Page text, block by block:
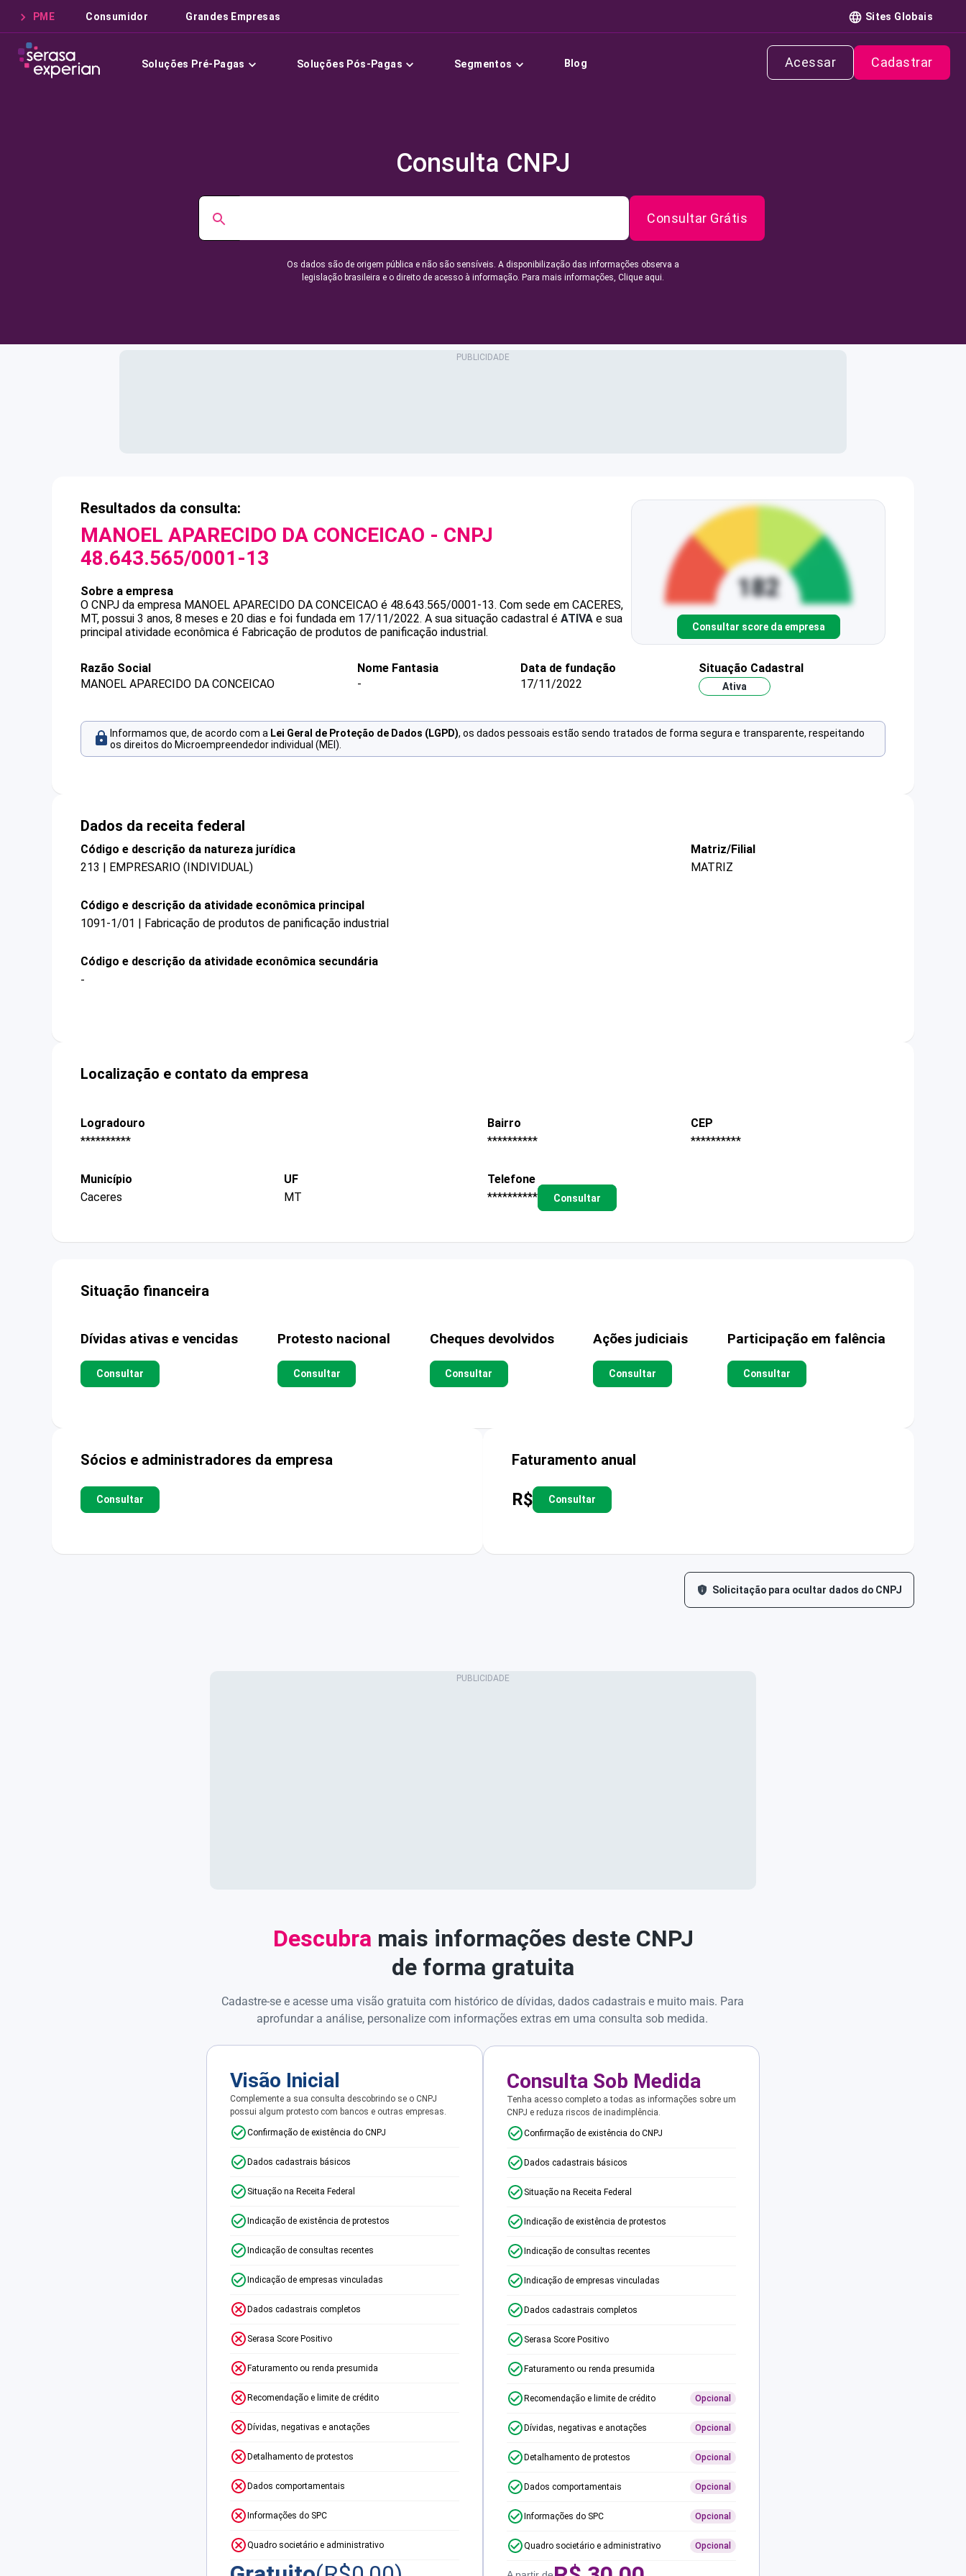
PME Consumidor Grandes Empresas Sites Globais
Soluções Pré-Pagas Soluções Pós-Pagas Segmentos Blog Acessar Cadastrar
Consulta CNPJ
Consultar Grátis
Os dados são de origem pública e não são sensíveis. A disponibilização das informações observa a
legislação brasileira e o direito de acesso à informação. Para mais informações, Clique aqui.
Resultados da consulta:
MANOEL APARECIDO DA CONCEICAO - CNPJ
48.643.565/0001-13
Sobre a empresa
O CNPJ da empresa MANOEL APARECIDO DA CONCEICAO é 48.643.565/0001-13. Com sede em CACERES,
MT, possui 3 anos, 8 meses e 20 dias e foi fundada em 17/11/2022. A sua situação cadastral é ATIVA e sua
principal atividade econômica é Fabricação de produtos de panificação industrial.
Consultar score da empresa
Razão Social
MANOEL APARECIDO DA CONCEICAO
Nome Fantasia
-
Data de fundação
17/11/2022
Situação Cadastral
Ativa
Informamos que, de acordo com a Lei Geral de Proteção de Dados (LGPD), os dados pessoais estão sendo tratados de forma segura e transparente, respeitando
os direitos do Microempreendedor individual (MEI).
Dados da receita federal
Código e descrição da natureza jurídica
213 | EMPRESARIO (INDIVIDUAL)
Matriz/Filial
MATRIZ
Código e descrição da atividade econômica principal
1091-1/01 | Fabricação de produtos de panificação industrial
Código e descrição da atividade econômica secundária
-
Localização e contato da empresa
Logradouro
**********
Bairro
**********
CEP
**********
Município
Caceres
UF
MT
Telefone
**********
Consultar
Situação financeira
Dívidas ativas e vencidas
Consultar
Protesto nacional
Consultar
Cheques devolvidos
Consultar
Ações judiciais
Consultar
Participação em falência
Consultar
Sócios e administradores da empresa
Consultar
Faturamento anual
R$ Consultar
Solicitação para ocultar dados do CNPJ
Descubra mais informações deste CNPJ
de forma gratuita
Cadastre-se e acesse uma visão gratuita com histórico de dívidas, dados cadastrais e muito mais. Para
aprofundar a análise, personalize com informações extras em uma consulta sob medida.
Visão Inicial
Complemente a sua consulta descobrindo se o CNPJ
possui algum protesto com bancos e outras empresas.
Confirmação de existência do CNPJ
Dados cadastrais básicos
Situação na Receita Federal
Indicação de existência de protestos
Indicação de consultas recentes
Indicação de empresas vinculadas
Dados cadastrais completos
Serasa Score Positivo
Faturamento ou renda presumida
Recomendação e limite de crédito
Dívidas, negativas e anotações
Detalhamento de protestos
Dados comportamentais
Informações do SPC
Quadro societário e administrativo
Consulta Sob Medida
Tenha acesso completo a todas as informações sobre um
CNPJ e reduza riscos de inadimplência.
Confirmação de existência do CNPJ
Dados cadastrais básicos
Situação na Receita Federal
Indicação de existência de protestos
Indicação de consultas recentes
Indicação de empresas vinculadas
Dados cadastrais completos
Serasa Score Positivo
Faturamento ou renda presumida
Recomendação e limite de crédito Opcional
Dívidas, negativas e anotações Opcional
Detalhamento de protestos Opcional
Dados comportamentais Opcional
Informações do SPC Opcional
Quadro societário e administrativo Opcional